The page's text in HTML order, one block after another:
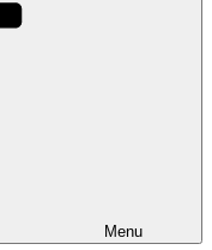
Menu